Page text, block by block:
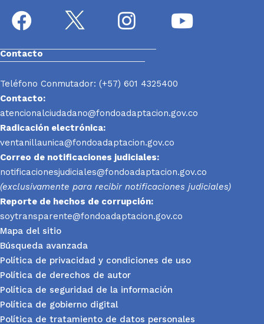
Contacto
Teléfono Conmutador: (+57) 601 4325400
Contacto:
atencionalciudadano@fondoadaptacion.gov.co
Radicación electrónica:
ventanillaunica@fondoadaptacion.gov.co
Correo de notificaciones judiciales:
notificacionesjudiciales@fondoadaptacion.gov.co
(exclusivamente para recibir notificaciones judiciales)
Reporte de hechos de corrupción:
soytransparente@fondoadaptacion.gov.co
Mapa del sitio
Búsqueda avanzada
Política de privacidad y condiciones de uso
Política de derechos de autor
Política de seguridad de la información
Política de gobierno digital
Política de tratamiento de datos personales